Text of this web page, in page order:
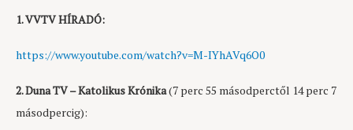
1. VVTV HÍRADÓ:
https://www.youtube.com/watch?v=M-IYhAVq6O0
2. Duna TV – Katolikus Krónika(7 perc 55 másodperctől 14 perc 7
másodpercig):